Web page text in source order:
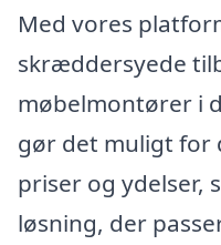
Med vores
skræddersyede
møbelmontører i
gør det muligt for
priser og ydelser,
løsning, der